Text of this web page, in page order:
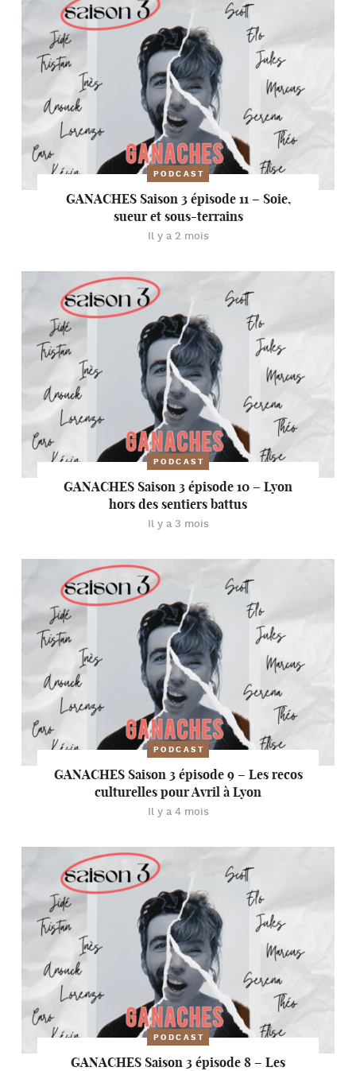
PODCAST
GANACHES Saison 3 épisode 11 – Soie,
sueur et sous-terrains
Il y a 2 mois
PODCAST
GANACHES Saison 3 épisode 10 – Lyon
hors des sentiers battus
Il y a 3 mois
PODCAST
GANACHES Saison 3 épisode 9 – Les recos
culturelles pour Avril à Lyon
Il y a 4 mois
PODCAST
GANACHES Saison 3 épisode 8 – Les